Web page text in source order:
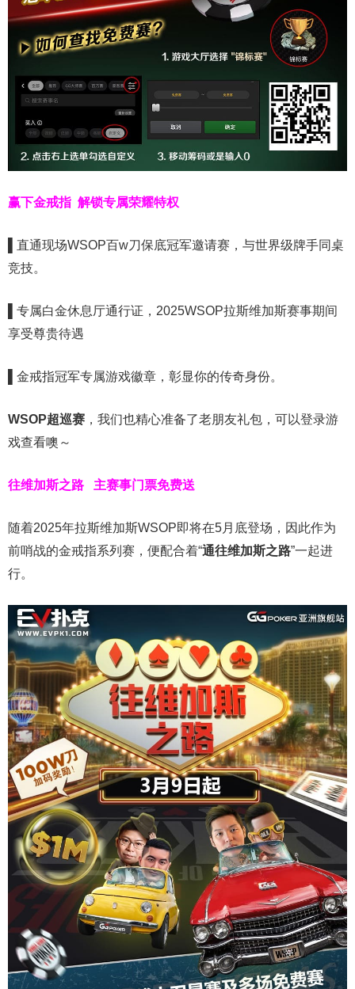
赢下金戒指 解锁专属荣耀特权
直通现场WSOP百w刀保底冠军邀请赛，与世界级牌手同桌
竞技。
专属白金休息厅通行证，2025WSOP拉斯维加斯赛事期间
享受尊贵待遇
金戒指冠军专属游戏徽章，彰显你的传奇身份。
WSOP超巡赛 ，我们也精心准备了老朋友礼包，可以登录游
戏查看噢～
往维加斯之路 主赛事门票免费送
随着2025年拉斯维加斯WSOP即将在5月底登场，因此作为
前哨战的金戒指系列赛，便配合着“通往维加斯之路”一起进
行。